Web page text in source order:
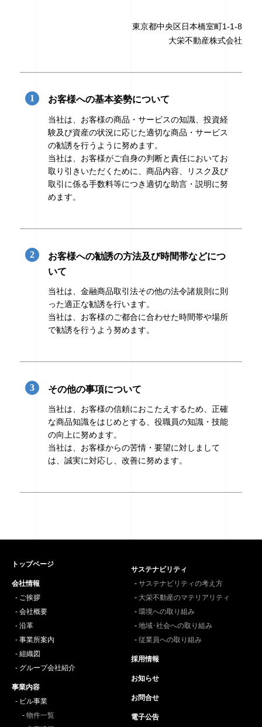
東京都中央区日本橋室町1-1-8
大栄不動産株式会社
お客様への基本姿勢について
当社は、お客様の商品・サービスの知識、投資経
験及び資産の状況に応じた適切な商品・サービス
の勧誘を行うように努めます。
当社は、お客様がご自身の判断と責任においてお
取り引きいただくために、商品内容、リスク及び
取引に係る手数料等につき適切な助言・説明に努
めます。
お客様への勧誘の方法及び時間帯などにつ
いて
当社は、金融商品取引法その他の法令諸規則に則
った適正な勧誘を行います。
当社は、お客様のご都合に合わせた時間帯や場所
で勧誘を行うよう努めます。
その他の事項について
当社は、お客様の信頼におこたえするため、正確
な商品知識をはじめとする、役職員の知識・技能
の向上に努めます。
当社は、お客様からの苦情・要望に対しまして
は、誠実に対応し、改善に努めます。
トップページ
会社情報
ご挨拶
会社概要
沿革
事業所案内
組織図
グループ会社紹介
事業内容
ビル事業
物件一覧
サステナビリティ
サステナビリティの考え方
大栄不動産のマテリアリティ
環境への取り組み
地域･社会への取り組み
従業員への取り組み
採用情報
お知らせ
お問合せ
電子公告